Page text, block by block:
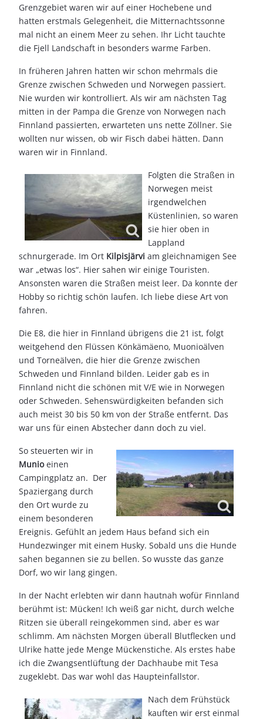
Grenzgebiet waren wir auf einer Hochebene und
hatten erstmals Gelegenheit, die Mitternachtssonne
mal nicht an einem Meer zu sehen. Ihr Licht tauchte
die Fjell Landschaft in besonders warme Farben.
In früheren Jahren hatten wir schon mehrmals die
Grenze zwischen Schweden und Norwegen passiert.
Nie wurden wir kontrolliert. Als wir am nächsten Tag
mitten in der Pampa die Grenze von Norwegen nach
Finnland passierten, erwarteten uns nette Zöllner. Sie
wollten nur wissen, ob wir Fisch dabei hätten. Dann
waren wir in Finnland.
Folgten die Straßen in
Norwegen meist
irgendwelchen
Küstenlinien, so waren
sie hier oben in
Lappland
schnurgerade. Im Ort Kilpisjärvi am gleichnamigen See
war „etwas los“. Hier sahen wir einige Touristen.
Ansonsten waren die Straßen meist leer. Da konnte der
Hobby so richtig schön laufen. Ich liebe diese Art von
fahren.
Die E8, die hier in Finnland übrigens die 21 ist, folgt
weitgehend den Flüssen Könkämäeno, Muonioälven
und Torneälven, die hier die Grenze zwischen
Schweden und Finnland bilden. Leider gab es in
Finnland nicht die schönen mit V/E wie in Norwegen
oder Schweden. Sehenswürdigkeiten befanden sich
auch meist 30 bis 50 km von der Straße entfernt. Das
war uns für einen Abstecher dann doch zu viel.
So steuerten wir in
Munioeinen
Campingplatz an. Der
Spaziergang durch
den Ort wurde zu
einem besonderen
Ereignis. Gefühlt an jedem Haus befand sich ein
Hundezwinger mit einem Husky. Sobald uns die Hunde
sahen begannen sie zu bellen. So wusste das ganze
Dorf, wo wir lang gingen.
In der Nacht erlebten wir dann hautnah wofür Finnland
berühmt ist: Mücken! Ich weiß gar nicht, durch welche
Ritzen sie überall reingekommen sind, aber es war
schlimm. Am nächsten Morgen überall Blutflecken und
Ulrike hatte jede Menge Mückenstiche. Als erstes habe
ich die Zwangsentlüftung der Dachhaube mit Tesa
zugeklebt. Das war wohl das Haupteinfallstor.
Nach dem Frühstück
kauften wir erst einmal